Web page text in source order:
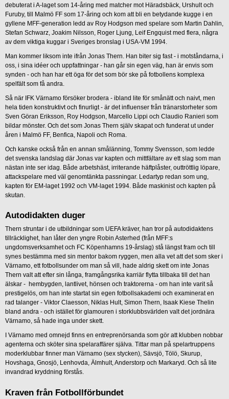
debuterat i A-laget som 14-åring med matcher mot Häradsbäck, Urshult och
Furuby, till Malmö FF som 17-åring och kom att bli en betydande kugge i en
gyllene MFF-generation ledd av Roy Hodgson med spelare som Martin Dahlin,
Stefan Schwarz, Joakim Nilsson, Roger Ljung, Leif Engquist med flera, några
av dem viktiga kuggar i Sveriges bronslag i USA-VM 1994.
Man kommer liksom inte ifrån Jonas Thern. Han biter sig fast - i motståndarna, i
oss, i sina idéer och uppfattningar - han går sin egen väg, han är envis som
synden - och han har ett öga för det som bör ske på fotbollens komplexa
spelfält som få andra.
Så när IFK Värnamo försöker brodera - ibland lite för smånätt och naivt, men
hela tiden konstruktivt och finurligt - är det influenser från tränarstorheter som
Sven Göran Eriksson, Roy Hodgson, Marcello Lippi och Claudio Ranieri som
bildar mönster. Och det som Jonas Thern själv skapat och funderat ut under
åren i Malmö FF, Benfica, Napoli och Roma.
Och kanske också från en annan smålänning, Tommy Svensson, som ledde
det svenska landslag där Jonas var kapten och mittfältare av ett slag som man
nästan inte ser idag. Både arbetshäst, irriterande häftplåster, outtröttlig löpare,
attackspelare med väl genomtänkta passningar. Ledartyp redan som ung,
kapten för EM-laget 1992 och VM-laget 1994. Både maskinist och kapten på
skutan.
Autodidakten duger
Thern struntar i de utbildningar som UEFA kräver, han tror på autodidaktens
tillräcklighet, han låter den yngre Robin Asterhed (från MFF:s
ungdomsverksamhet och FC Köpenhamns 19-årslag) stå längst fram och till
synes bestämma med sin mentor bakom ryggen, men alla vet att det som sker i
Värnamo, ett fotbollsunder om man så vill, hade aldrig skett om inte Jonas
Thern valt att efter sin långa, framgångsrika karriär flytta tillbaka till det han
älskar - hembygden, lantlivet, hönsen och traktorerna - om han inte varit så
prestigelös, om han inte startat sin egen fotbollsakademi och examinerat en
rad talanger - Viktor Claesson, Niklas Hult, Simon Thern, Isaak Kiese Thelin
bland andra - och istället för glamouren i storklubbsvärlden valt det jordnära
Värnamo, så hade inga under skett.
I Värnamo med omnejd finns en entreprenörsanda som gör att klubben nobbar
agenterna och sköter sina spelaraffärer själva. Tittar man på spelartruppens
moderklubbar finner man Värnamo (sex stycken), Sävsjö, Tölö, Skurup,
Hovshaga, Gnosjö, Lenhovda, Älmhult, Anderstorp och Markaryd. Och så lite
invandrad kryddning förstås.
Kraven från Fotbollförbundet